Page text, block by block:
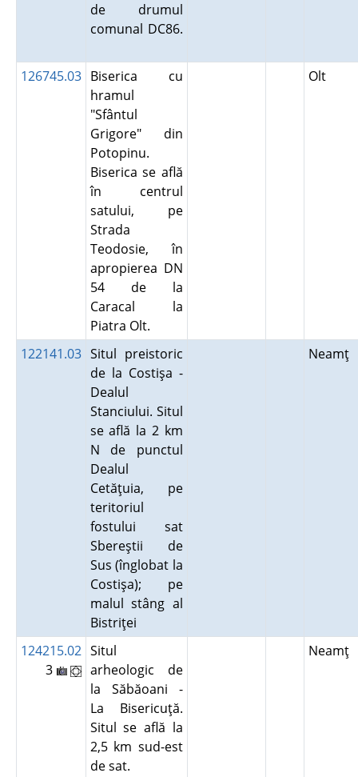
de drumul
comunal DC86.
126745.03 Biserica cu
hramul
"Sfântul
Grigore" din
Potopinu.
Biserica se află
în centrul
satului, pe
Strada
Teodosie, în
apropierea DN
54 de la
Caracal la
Piatra Olt.
Olt
122141.03 Situl preistoric
de la Costişa -
Dealul
Stanciului. Situl
se află la 2 km
N de punctul
Dealul
Cetăţuia, pe
teritoriul
fostului sat
Sbereştii de
Sus (înglobat la
Costişa); pe
malul stâng al
Bistriţei
Neamţ
124215.02
3
Situl
arheologic de
la Săbăoani -
La Bisericuţă.
Situl se află la
2,5 km sud-est
de sat.
Neamţ